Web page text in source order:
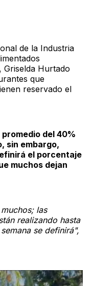
de la Industria
Griselda Hurtado
que
reservado el
del 40%
sin embargo,
el porcentaje
muchos dejan
las
realizando hasta
se definirá",